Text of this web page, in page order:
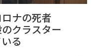
ナの死者
クラスター
る